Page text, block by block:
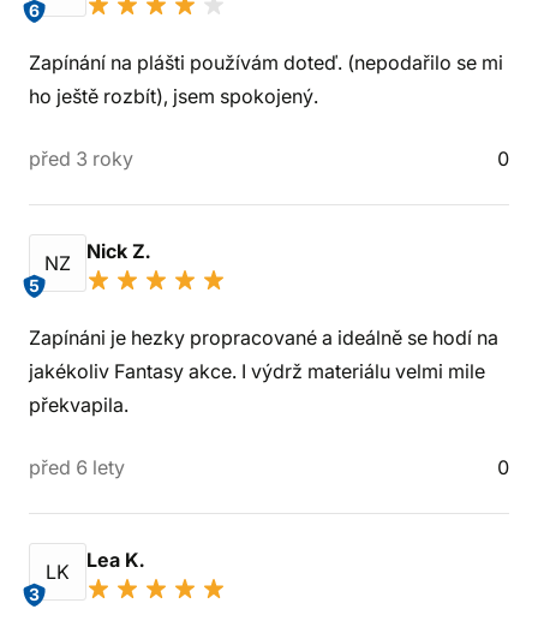
6
Zapínání na plášti používám doteď. (nepodařilo se mi
ho ještě rozbít), jsem spokojený.
před 3 roky 0
NZ
5
Nick Z.
Zapínáni je hezky propracované a ideálně se hodí na
jakékoliv Fantasy akce. I výdrž materiálu velmi mile
překvapila.
před 6 lety 0
LK
3
Lea K.